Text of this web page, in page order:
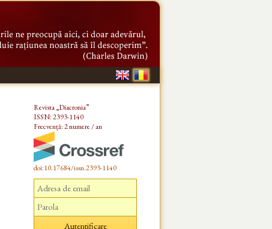
Revista „Diacronia”
ISSN: 2393-1140
Frecvență: 2 numere / an
doi:10.17684/issn.2393-1140